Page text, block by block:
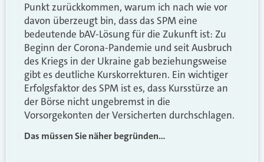
Punkt zurückkommen, warum ich nach wie vor
davon überzeugt bin, dass das SPM eine
bedeutende bAV-Lösung für die Zukunft ist: Zu
Beginn der Corona-Pandemie und seit Ausbruch
des Kriegs in der Ukraine gab beziehungsweise
gibt es deutliche Kurskorrekturen. Ein wichtiger
Erfolgsfaktor des SPM ist es, dass Kursstürze an
der Börse nicht ungebremst in die
Vorsorgekonten der Versicherten durchschlagen.
Das müssen Sie näher begründen…